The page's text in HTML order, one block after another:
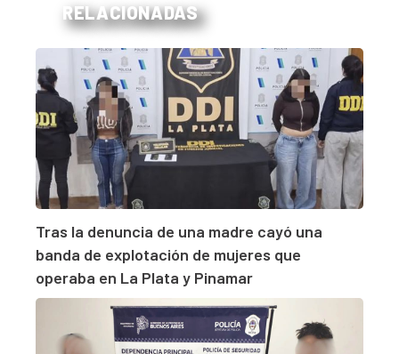
RELACIONADAS
Tras la denuncia de una madre cayó una
banda de explotación de mujeres que
operaba en La Plata y Pinamar